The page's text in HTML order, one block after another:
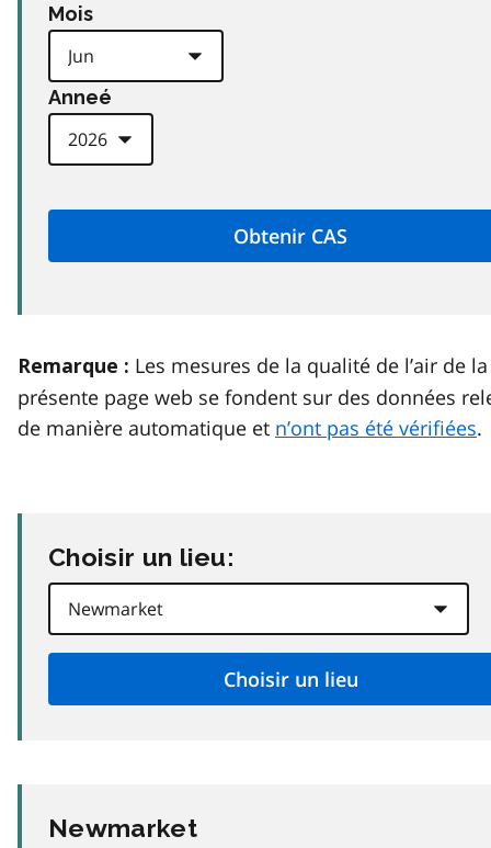
Mois
Anneé
Remarque : Les mesures de la qualité de l’air de la
présente page web se fondent sur des données
de manière automatique et n’ont pas été vérifiées.
Choisir un lieu:
Newmarket